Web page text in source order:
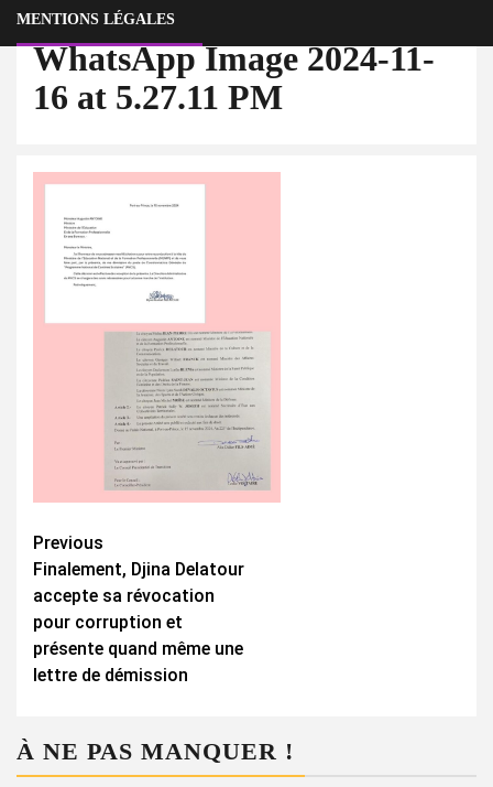
MENTIONS LÉGALES
WhatsApp Image 2024-11-
16 at 5.27.11 PM
Continue
Reading
Previous
Finalement, Djina Delatour
accepte sa révocation
pour corruption et
présente quand même une
lettre de démission
À NE PAS MANQUER !